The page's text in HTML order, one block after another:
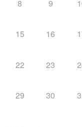
8 9
15 16
22 23
29 30